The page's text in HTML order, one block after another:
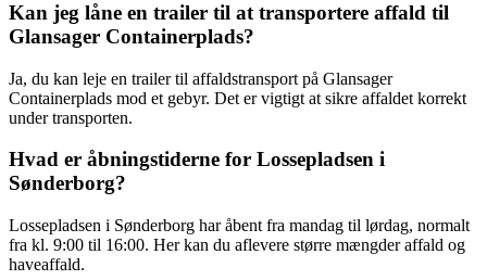
Kan jeg låne en trailer til at transportere affald til
Glansager Containerplads?
Ja, du kan leje en trailer til affaldstransport på Glansager
Containerplads mod et gebyr. Det er vigtigt at sikre affaldet korrekt
under transporten.
Hvad er åbningstiderne for Lossepladsen i
Sønderborg?
Lossepladsen i Sønderborg har åbent fra mandag til lørdag, normalt
fra kl. 9:00 til 16:00. Her kan du aflevere større mængder affald og
haveaffald.